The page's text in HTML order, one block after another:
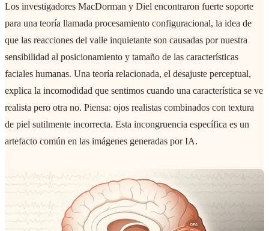
Los investigadores MacDorman y Diel encontraron fuerte soporte
para una teoría llamada procesamiento configuracional, la idea de
que las reacciones del valle inquietante son causadas por nuestra
sensibilidad al posicionamiento y tamaño de las características
faciales humanas. Una teoría relacionada, el desajuste perceptual,
explica la incomodidad que sentimos cuando una característica se ve
realista pero otra no. Piensa: ojos realistas combinados con textura
de piel sutilmente incorrecta. Esta incongruencia específica es un
artefacto común en las imágenes generadas por IA.